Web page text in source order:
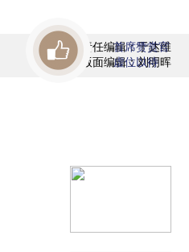
责任编辑：于达维
版面编辑：刘明晖
首席赞赏官
虚位以待